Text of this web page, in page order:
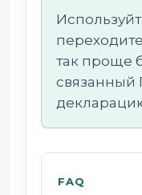
так проще
связанный
FAQ